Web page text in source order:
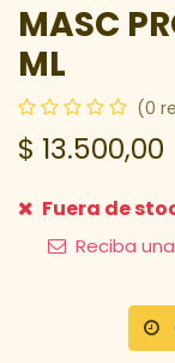
MASC
ML
(0
$ 13.500,00
Fuera de
Reciba